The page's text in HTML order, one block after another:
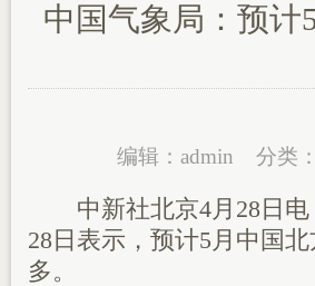
中国气象局：预计
编辑：admin 分类：
中新社北京4月28日电
28日表示，预计5月中国
多。